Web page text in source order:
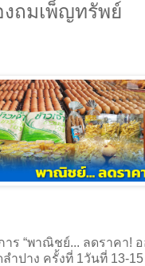
ถมเพ็ญทรัพย์
าร “พาณิชย์... ลดราคา!
ำปาง ครั้งที่ 1วันที่ 13-